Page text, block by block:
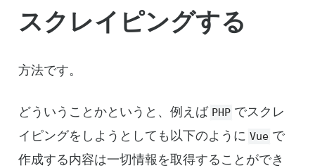
スクレイピングする
方法です。
どういうことかというと、例えば PHP でスクレ
イピングをしようとしても以下のように Vue で
作成する内容は一切情報を取得することができ